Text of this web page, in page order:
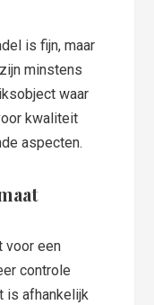
is fijn, maar
minstens
waar
kwaliteit
aspecten.
voor een
controle
is afhankelijk